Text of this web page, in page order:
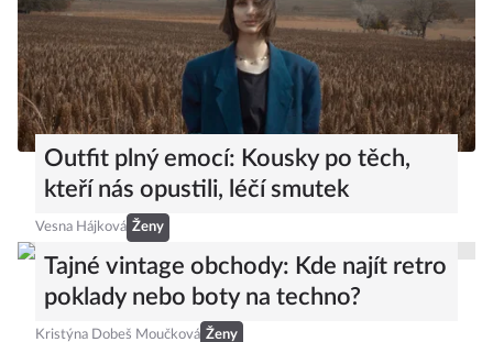
Outfit plný emocí: Kousky po těch,
kteří nás opustili, léčí smutek
Vesna Hájková Ženy
Tajné vintage obchody: Kde najít retro
poklady nebo boty na techno?
Kristýna Dobeš Moučková Ženy